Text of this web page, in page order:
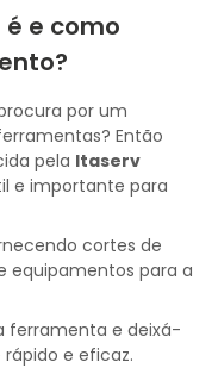
e como
por um
Então
pela Itaserv
e importante para
cortes de
equipamentos para a
ferramenta e deixá-
e eficaz.